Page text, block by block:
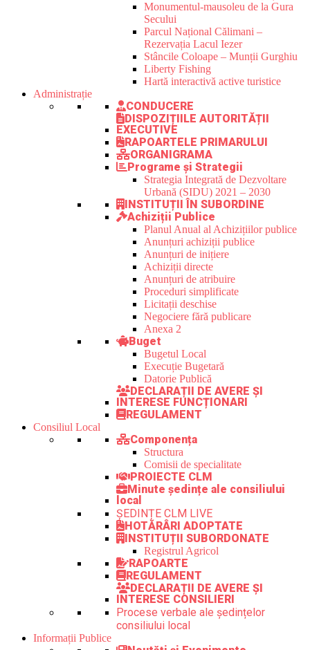
Monumentul-mausoleu de la Gura
Secului
Parcul Național Călimani –
Rezervația Lacul Iezer
Stâncile Coloape – Munții Gurghiu
Liberty Fishing
Hartă interactivă active turistice
Administrație
CONDUCERE
DISPOZIȚIILE AUTORITĂȚII
EXECUTIVE
RAPOARTELE PRIMARULUI
ORGANIGRAMA
Programe și Strategii
Strategia Integrată de Dezvoltare
Urbană (SIDU) 2021 – 2030
INSTITUȚII ÎN SUBORDINE
Achiziții Publice
Planul Anual al Achizițiilor publice
Anunțuri achiziții publice
Anunțuri de inițiere
Achiziții directe
Anunțuri de atribuire
Proceduri simplificate
Licitații deschise
Negociere fără publicare
Anexa 2
Buget
Bugetul Local
Execuție Bugetară
Datorie Publică
DECLARAȚII DE AVERE ȘI
INTERESE FUNCȚIONARI
REGULAMENT
Consiliul Local
Componența
Structura
Comisii de specialitate
PROIECTE CLM
Minute ședințe ale consiliului
local
ȘEDINȚE CLM LIVE
HOTĂRÂRI ADOPTATE
INSTITUȚII SUBORDONATE
Registrul Agricol
RAPOARTE
REGULAMENT
DECLARAȚII DE AVERE ȘI
INTERESE CONSILIERI
Procese verbale ale ședințelor
consiliului local
Informații Publice